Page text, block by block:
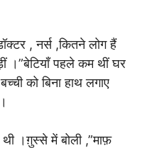
, नर्स ,कितने लोग हैं
।”बेटियाँ पहले कम थीं घर
को बिना हाथ लगाए
।ग़ुस्से में बोली ,”माफ़